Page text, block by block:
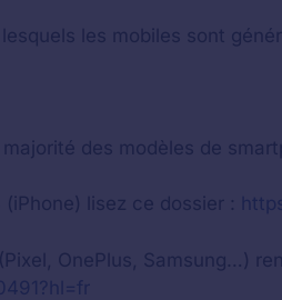
les mobiles sont
des modèles de
lisez ce dossier :
OnePlus, Samsung…)